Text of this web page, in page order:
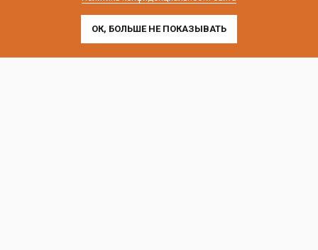
ОК, БОЛЬШЕ НЕ ПОКАЗЫВАТЬ